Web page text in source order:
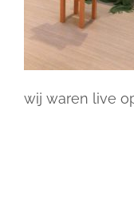
wij waren live